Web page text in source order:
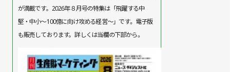
が満載です。2026年８月号の特集は「飛躍する中
堅・中小～100億に向け攻める経営～」です。電子版
も販売しております。詳しくは当欄の下部から。